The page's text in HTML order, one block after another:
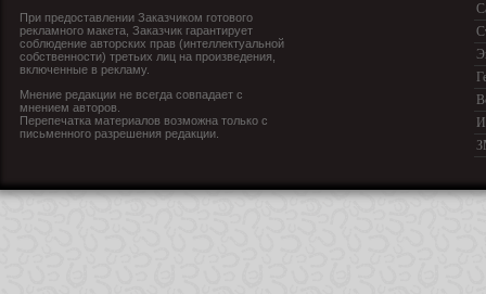
При предоставлении Заказчиком готового
рекламного макета, Заказчик гарантирует
соблюдение авторских прав (интеллектуальной
собственности) третьих лиц на произведения,
включенные в рекламу.
Мнение редакции не всегда совпадает с
мнением авторов.
Перепечатка материалов возможна только с
письменного разрешения редакции.